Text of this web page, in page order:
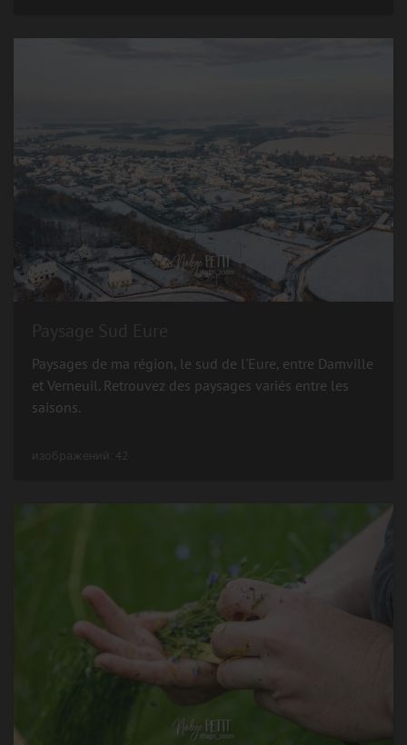
Paysages de ma région, le sud de l'Eure, entre Damville
et Verneuil. Retrouvez des paysages variés entre les
saisons.
изображений: 42